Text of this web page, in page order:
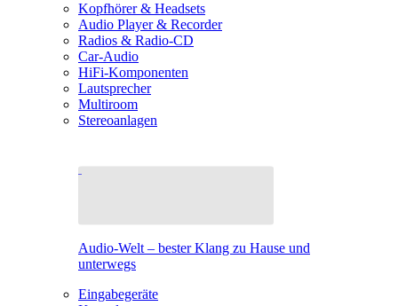
Kopfhörer & Headsets
Audio Player & Recorder
Radios & Radio-CD
Car-Audio
HiFi-Komponenten
Lautsprecher
Multiroom
Stereoanlagen
Audio-Welt – bester Klang zu Hause und
unterwegs
Eingabegeräte